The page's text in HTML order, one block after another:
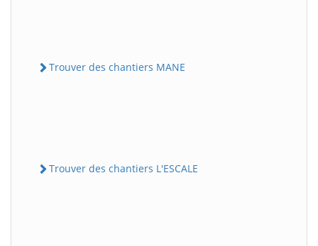
Trouver des chantiers MANE
Trouver des chantiers L'ESCALE